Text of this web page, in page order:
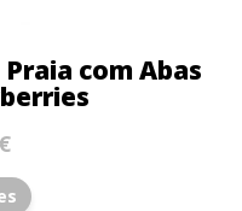
com Abas